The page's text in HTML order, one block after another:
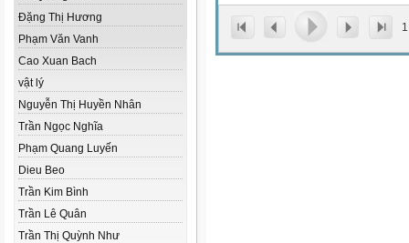
Đặng Thị Hương
Phạm Văn Vanh
Cao Xuan Bach
vật lý
Nguyễn Thị Huyền Nhân
Trần Ngọc Nghĩa
Phạm Quang Luyến
Dieu Beo
Trần Kim Bình
Trần Lê Quân
Trần Thị Quỳnh Như
1